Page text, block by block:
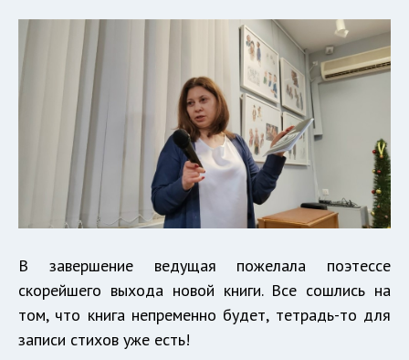
В завершение ведущая пожелала поэтессе
скорейшего выхода новой книги. Все сошлись на
том, что книга непременно будет, тетрадь-то для
записи стихов уже есть!